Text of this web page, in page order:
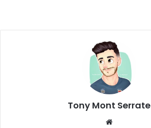
Tony Mont Serrate